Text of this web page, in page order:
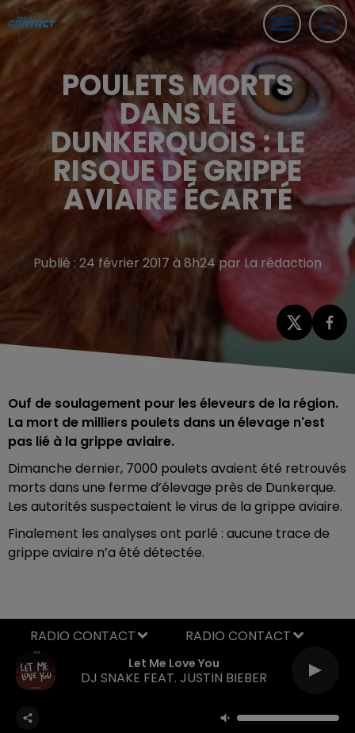
POULETS MORTS
DANS LE
DUNKERQUOIS : LE
RISQUE DE GRIPPE
AVIAIRE ÉCARTÉ
Publié : 24 février 2017 à 8h24 par La rédaction
Ouf de soulagement pour les éleveurs de la région.
La mort de milliers poulets dans un élevage n'est
pas lié à la grippe aviaire.
Dimanche dernier, 7000 poulets avaient été retrouvés
morts dans une ferme d’élevage près de Dunkerque.
Les autorités suspectaient le virus de la grippe aviaire.
Finalement les analyses ont parlé : aucune trace de
grippe aviaire n’a été détectée.
Let Me Love You
DJ SNAKE FEAT. JUSTIN BIEBER
RADIO CONTACT